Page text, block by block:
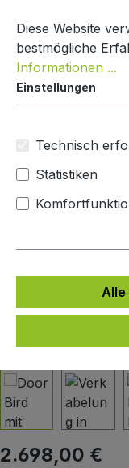
DoorBird
Andere
Bildergalerie
Regulärer Preis:
2.698,00 €
Diese Website
bestmögliche
Informationen ...
Einstellungen
Technisch
Statistiken
Alle